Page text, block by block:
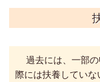
過去には、一部
際には扶養してい